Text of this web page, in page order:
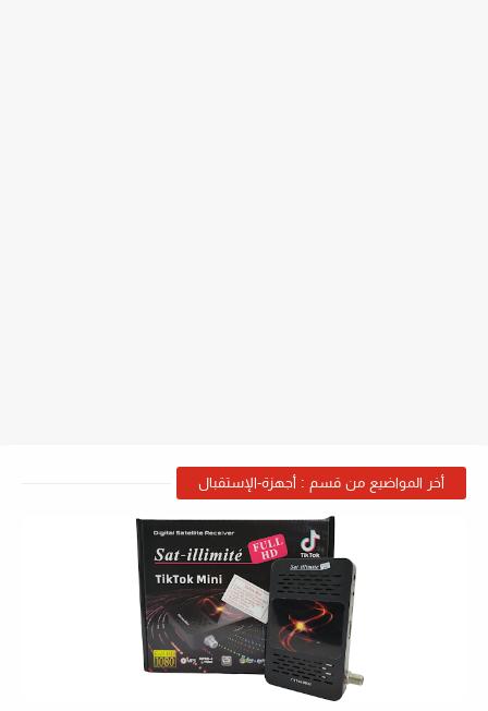
أخر المواضيع من قسم : أجهزة-الإستقبال